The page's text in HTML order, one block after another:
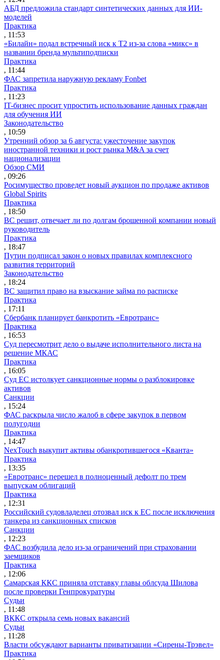
АБД предложила стандарт синтетических данных для ИИ-
моделей
Практика
, 11:53
«Билайн» подал встречный иск к Т2 из-за слова «микс» в
названии бренда мультиподписки
Практика
, 11:44
ФАС запретила наружную рекламу Fonbet
Практика
, 11:23
IT-бизнес просит упростить использование данных граждан
для обучения ИИ
Законодательство
, 10:59
Утренний обзор за 6 августа: ужесточение закупок
иностранной техники и рост рынка M&A за счет
национализации
Обзор СМИ
, 09:26
Росимущество проведет новый аукцион по продаже активов
Global Spirits
Практика
, 18:50
ВС решит, отвечает ли по долгам брошенной компании новый
руководитель
Практика
, 18:47
Путин подписал закон о новых правилах комплексного
развития территорий
Законодательство
, 18:24
ВС защитил право на взыскание займа по расписке
Практика
, 17:11
Сбербанк планирует банкротить «Евротранс»
Практика
, 16:53
Суд пересмотрит дело о выдаче исполнительного листа на
решение МКАС
Практика
, 16:05
Суд ЕС истолкует санкционные нормы о разблокировке
активов
Санкции
, 15:24
ФАС раскрыла число жалоб в сфере закупок в первом
полугодии
Практика
, 14:47
NexTouch выкупит активы обанкротившегося «Кванта»
Практика
, 13:35
«Евротранс» перешел в полноценный дефолт по трем
выпускам облигаций
Практика
, 12:31
Российский судовладелец отозвал иск к ЕС после исключения
танкера из санкционных списков
Санкции
, 12:23
ФАС возбудила дело из-за ограничений при страховании
заемщиков
Практика
, 12:06
Самарская ККС приняла отставку главы облсуда Шилова
после проверки Генпрокуратуры
Судьи
, 11:48
ВККС открыла семь новых вакансий
Судьи
, 11:28
Власти обсуждают варианты приватизации «Сирены-Трэвел»
Практика